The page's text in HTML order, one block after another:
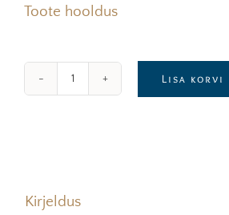
Toote hooldus
Taimedega
naistele
Lisa korvi
Kirjeldus